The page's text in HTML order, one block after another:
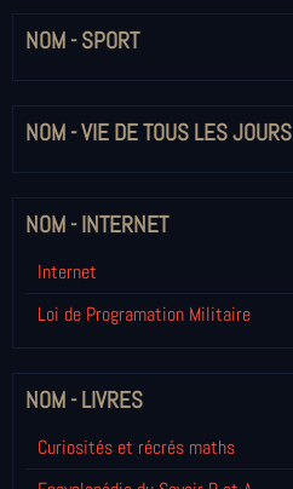
NOM - SPORT
NOM - VIE DE TOUS LES JOURS
NOM - INTERNET
Internet
Loi de Programation Militaire
NOM - LIVRES
Curiosités et récrés maths